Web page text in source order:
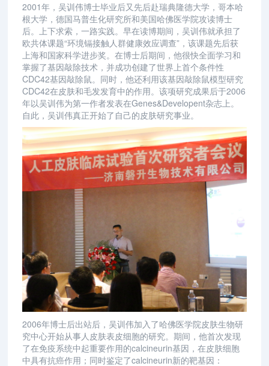
2001年，吴训伟博士毕业后又先后赴瑞典隆德大学，哥本哈
根大学，德国马普生化研究所和美国哈佛医学院攻读博士
后。上下求索，一路实践。早在读博期间，吴训伟就承担了
欧共体课题“环境镉接触人群健康效应调查”，该课题先后获
上海和国家科学进步奖。在博士后期间，他很快全面学习和
掌握了基因敲除技术，并成功创建了世界上首个条件性
CDC42基因敲除鼠。同时，他还利用该基因敲除鼠模型研究
CDC42在皮肤和毛发发育中的作用。该项研究成果后于2006
年以吴训伟为第一作者发表在Genes&Developent杂志上。
自此，吴训伟真正开始了自己的皮肤研究事业。
2006年博士后出站后，吴训伟加入了哈佛医学院皮肤生物研
究中心开始从事人皮肤表皮细胞的研究。期间，他首次发现
了在免疫系统中起重要作用的calcineurin基因，在皮肤细胞
中具有抗癌作用；同时鉴定了calcineurin新的靶基因：